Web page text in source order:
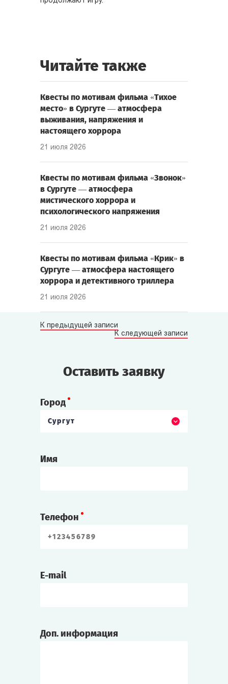
Читайте также
Квесты по мотивам фильма «Тихое
место» в Сургуте — атмосфера
выживания, напряжения и
настоящего хоррора
21 июля 2026
Квесты по мотивам фильма «Звонок»
в Сургуте — атмосфера
мистического хоррора и
психологического напряжения
21 июля 2026
Квесты по мотивам фильма «Крик» в
Сургуте — атмосфера настоящего
хоррора и детективного триллера
21 июля 2026
К предыдущей записи
К следующей записи
Оставить заявку
Город
Сургут
Имя
Телефон
E-mail
Доп. информация